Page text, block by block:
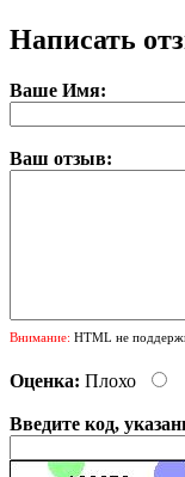
Написать
Ваше Имя:
Ваш отзыв:
Внимание: HTML не
Оценка: Плохо
Введите код,